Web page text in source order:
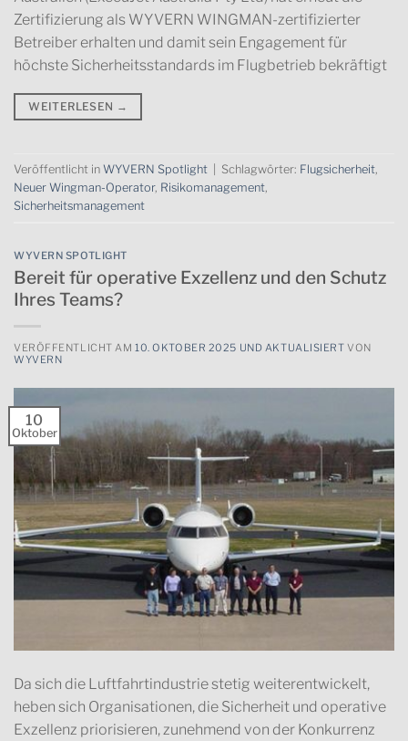
Zertifizierung als WYVERN WINGMAN-zertifizierter
Betreiber erhalten und damit sein Engagement für
höchste Sicherheitsstandards im Flugbetrieb bekräftigt
WEITERLESEN →
Veröffentlicht in WYVERN Spotlight Schlagwörter: Flugsicherheit,
Neuer Wingman-Operator, Risikomanagement,
Sicherheitsmanagement
WYVERN SPOTLIGHT
Bereit für operative Exzellenz und den Schutz
Ihres Teams?
VERÖFFENTLICHT AM10. OKTOBER 2025 UND AKTUALISIERT VON
WYVERN
10
Oktober
Da sich die Luftfahrtindustrie stetig weiterentwickelt,
heben sich Organisationen, die Sicherheit und operative
Exzellenz priorisieren, zunehmend von der Konkurrenz